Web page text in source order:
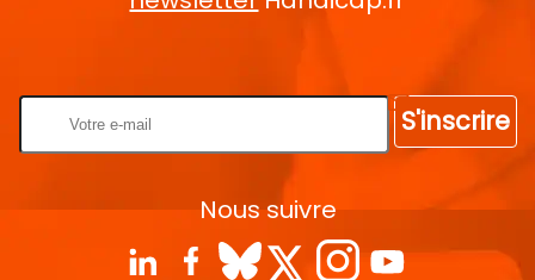
S'inscrire
Nous suivre